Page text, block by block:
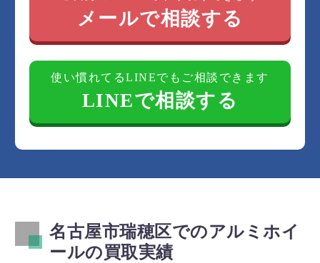
メールで相談する
使い慣れてるLINEでもご相談できます
LINEで相談する
名古屋市瑞穂区でのアルミホイ
ールの買取実績